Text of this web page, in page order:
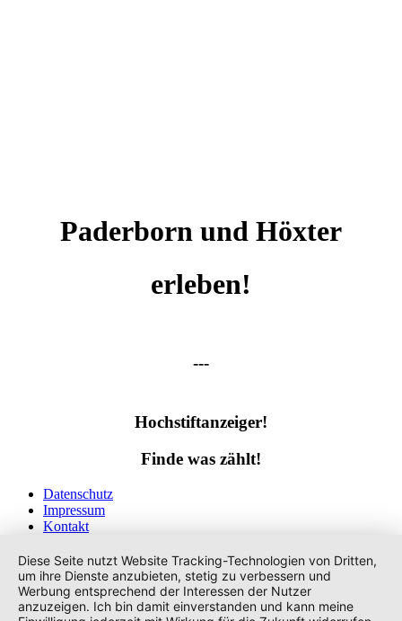
Paderborn und Höxter
erleben!
---
Hochstiftanzeiger!
Finde was zählt!
Datenschutz
Impressum
Kontakt
Diese Seite nutzt Website Tracking-Technologien von Dritten,
um ihre Dienste anzubieten, stetig zu verbessern und
Werbung entsprechend der Interessen der Nutzer
anzuzeigen. Ich bin damit einverstanden und kann meine